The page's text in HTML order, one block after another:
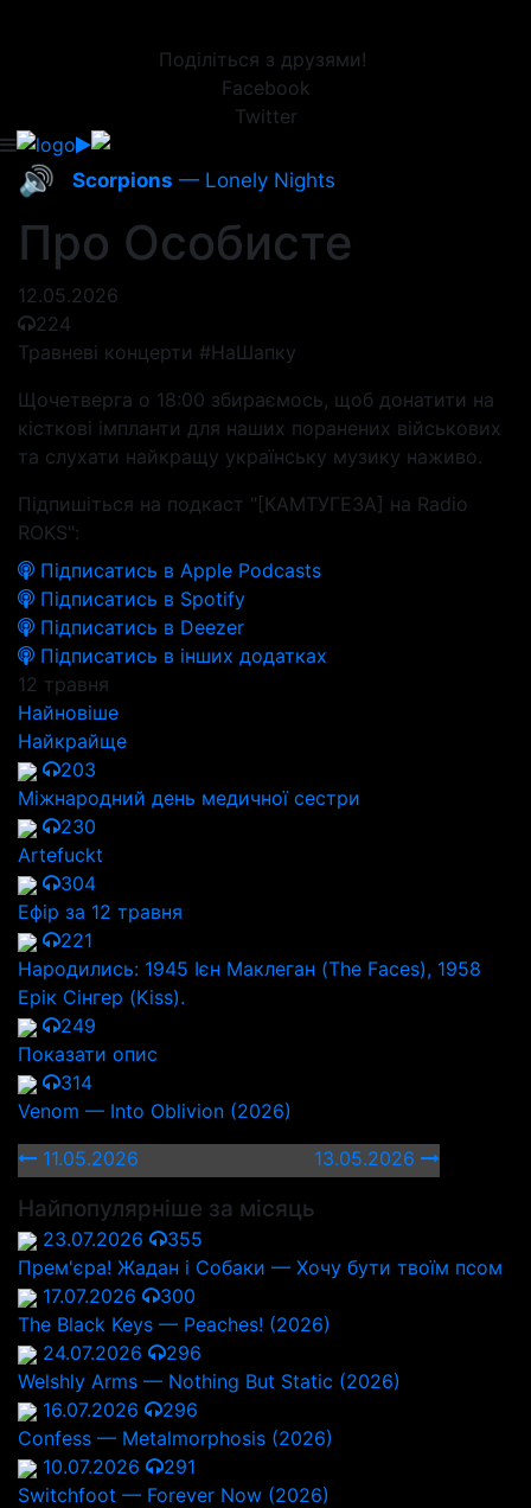
Поділіться з друзями!
Facebook
Twitter
🔊 Scorpions — Lonely Nights
Про Особисте
12.05.2026
224
Травневі концерти #НаШапку
Щочетверга о 18:00 збираємось, щоб донатити на
кісткові імпланти для наших поранених військових
та слухати найкращу українську музику наживо.
Підпишіться на подкаст "[КАМТУГЕЗА] на Radio
ROKS":
Підписатись в Apple Podcasts
Підписатись в Spotify
Підписатись в Deezer
Підписатись в інших додатках
12 травня
Найновіше
Найкрайще
203
Міжнародний день медичної сестри
230
Artefuckt
304
Ефір за 12 травня
221
Народились: 1945 Ієн Маклеган (The Faces), 1958
Ерік Сінгер (Kiss).
249
Показати опис
314
Venom — Into Oblivion (2026)
11.05.2026
13.05.2026
Найпопулярніше за місяць
23.07.2026
355
Прем'єра! Жадан і Собаки — Хочу бути твоїм псом
17.07.2026
300
The Black Keys — Peaches! (2026)
24.07.2026
296
Welshly Arms — Nothing But Static (2026)
16.07.2026
296
Confess — Metalmorphosis (2026)
10.07.2026
291
Switchfoot — Forever Now (2026)